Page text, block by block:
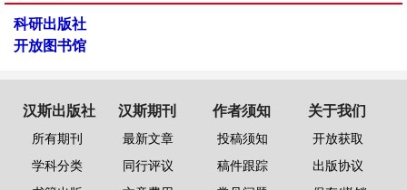
科研出版社
开放图书馆
汉斯出版社
所有期刊
学科分类
汉斯期刊
最新文章
同行评议
作者须知
投稿须知
稿件跟踪
关于我们
开放获取
出版协议